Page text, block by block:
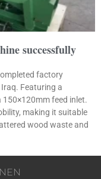
successfully
factory
Featuring a
feed inlet.
making it suitable
wood waste and